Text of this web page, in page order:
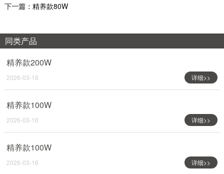
下一篇： 精养款80W
同类产品
精养款200W
2026-03-16 详细>>
精养款100W
2026-03-16 详细>>
精养款100W
2026-03-16 详细>>